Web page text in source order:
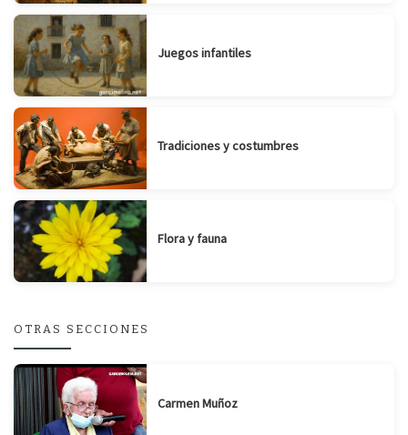
Juegos infantiles
Tradiciones y costumbres
Flora y fauna
OTRAS SECCIONES
Carmen Muñoz